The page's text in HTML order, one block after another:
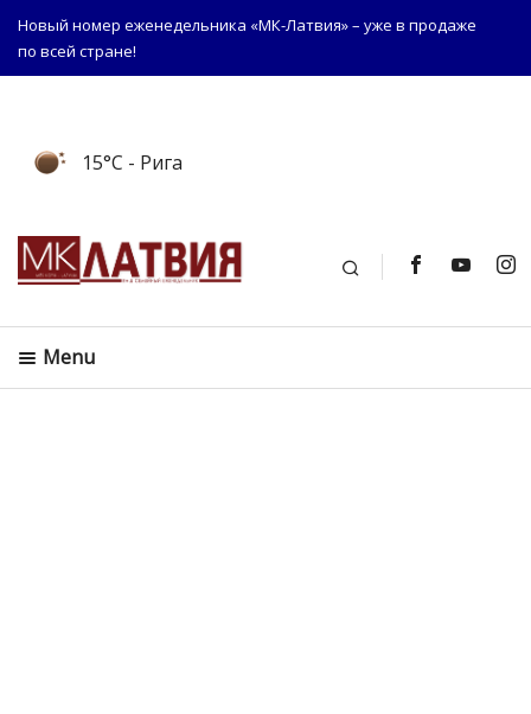
Новый номер еженедельника «МК-Латвия» – уже в продаже
по всей стране!
15°C - Рига
Поиск
Menu